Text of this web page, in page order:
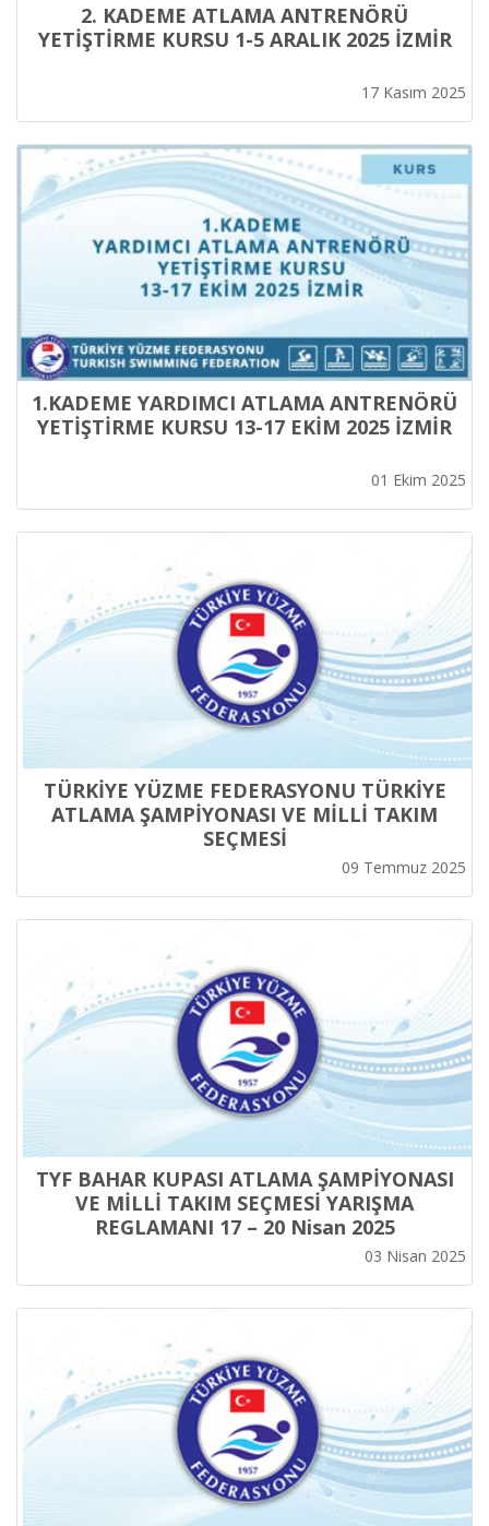
2. KADEME ATLAMA ANTRENÖRÜ
YETİŞTİRME KURSU 1-5 ARALIK 2025 İZMİR
17 Kasım 2025
1.KADEME YARDIMCI ATLAMA ANTRENÖRÜ
YETİŞTİRME KURSU 13-17 EKİM 2025 İZMİR
01 Ekim 2025
TÜRKİYE YÜZME FEDERASYONU TÜRKİYE
ATLAMA ŞAMPİYONASI VE MİLLİ TAKIM
SEÇMESİ
09 Temmuz 2025
TYF BAHAR KUPASI ATLAMA ŞAMPİYONASI
VE MİLLİ TAKIM SEÇMESİ YARIŞMA
REGLAMANI 17 – 20 Nisan 2025
03 Nisan 2025